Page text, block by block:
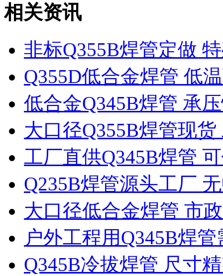
相关资讯
非标Q355B焊管定做
Q355D低合金焊管 低
低合金Q345B焊管 承
大口径Q355B焊管现
工厂直供Q345B焊管
Q235B焊管源头工厂
大口径低合金焊管 市
户外工程用Q345B焊
Q345B冷拔焊管 尺寸